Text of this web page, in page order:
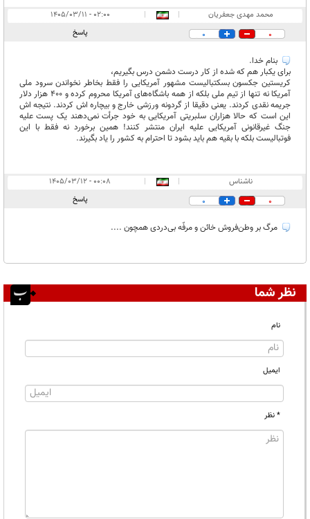
محمد مهدی جعفریان |
|
۰۲:۰۰ - ۱۴۰۵/۰۳/۱۱
0
0 پاسخ
بنام خدا.
برای یکبار هم که شده از کار درست دشمن درس بگیریم،
کریستین جکسون بسکتبالیست مشهور آمریکایی را فقط بخاطر نخواندن سرود ملی
آمریکا نه تنها از تیم ملی بلکه از همه باشگاه‌های آمریکا محروم کرده و 400 هزار دلار
جریمه نقدی کردند. یعنی دقیقا از گردونه ورزشی خارج و بیچاره اش کردند. نتیجه اش
این است که حالا هزاران سلبریتی آمریکایی به خود جرأت نمی‌دهند یک پست علیه
جنگ غیرقانونی آمریکایی علیه ایران منتشر کنند! همین برخورد نه فقط با این
فوتبالیست بلکه با بقیه هم باید بشود تا احترام به کشور را یاد بگیرند.
ناشناس |
|
۰۰:۰۸ - ۱۴۰۵/۰۳/۱۲
0
0 پاسخ
مرگ بر وطن‌فروش خائن و مرفّه بی‌دردی همچون ....
نظر شما
نام
ایمیل
* نظر